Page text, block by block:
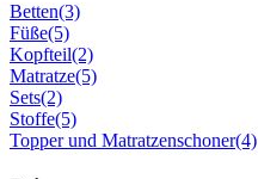
Betten(3)
Füße(5)
Kopfteil(2)
Matratze(5)
Sets(2)
Stoffe(5)
Topper und Matratzenschoner(4)